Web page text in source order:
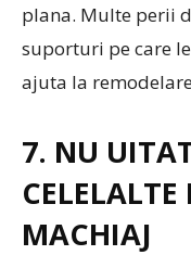
plana. Multe perii
suporturi pe care
ajuta la
7. NU
MACHIAJ